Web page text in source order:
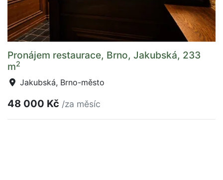
Pronájem restaurace, Brno, Jakubská, 233
m2
Jakubská, Brno-město
48 000 Kč /za měsíc